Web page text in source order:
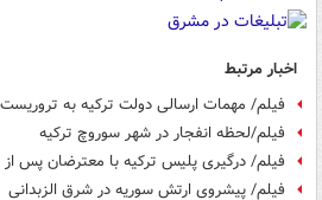
اخبار مرتبط
فیلم/ مهمات ارسالی دولت ترکیه به
فیلم/لحظه انفجار در شهر سوروچ ترکیه
فیلم/ درگیری پلیس ترکیه با معترضان پس از
فیلم/ پیشروی ارتش سوریه در شرق الزبدانی